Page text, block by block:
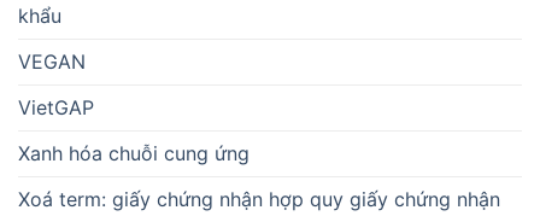
khẩu
VEGAN
VietGAP
Xanh hóa chuỗi cung ứng
Xoá term: giấy chứng nhận hợp quy giấy chứng nhận